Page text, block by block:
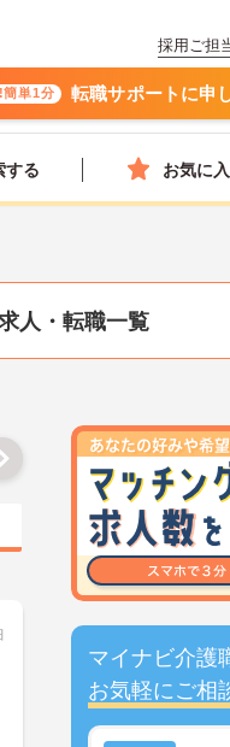
採用ご担
簡単1分 転職サポートに申
する お気に
人・転職一覧
マイナビ介護
お気軽にご相